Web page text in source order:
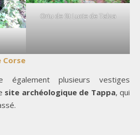
Oriu de St Lucie de Talza
Corse
également plusieurs vestiges
site archéologique de Tappa, qui